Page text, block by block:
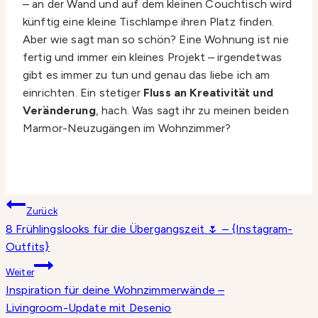
– an der Wand und auf dem kleinen Couchtisch wird
künftig eine kleine Tischlampe ihren Platz finden.
Aber wie sagt man so schön? Eine Wohnung ist nie
fertig und immer ein kleines Projekt – irgendetwas
gibt es immer zu tun und genau das liebe ich am
einrichten. Ein stetiger Fluss an Kreativität und
Veränderung, hach. Was sagt ihr zu meinen beiden
Marmor-Neuzugängen im Wohnzimmer?
Beitragsnavigation
Zurück
8 Frühlingslooks für die Übergangszeit 🌷 – {Instagram-
Outfits}
Weiter
Inspiration für deine Wohnzimmerwände –
Livingroom-Update mit Desenio